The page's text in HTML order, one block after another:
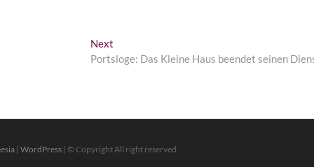
Next
post:
Portsloge: Das Kleine Haus beendet seinen
| WordPress | © Copyright All right reserved